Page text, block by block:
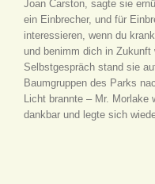
Joan Carston, sagte sie
ein Einbrecher, und für
interessieren, wenn du
und benimm dich in
Selbstgespräch stand sie
Baumgruppen des Parks
Licht brannte – Mr. Morlake
dankbar und legte sich